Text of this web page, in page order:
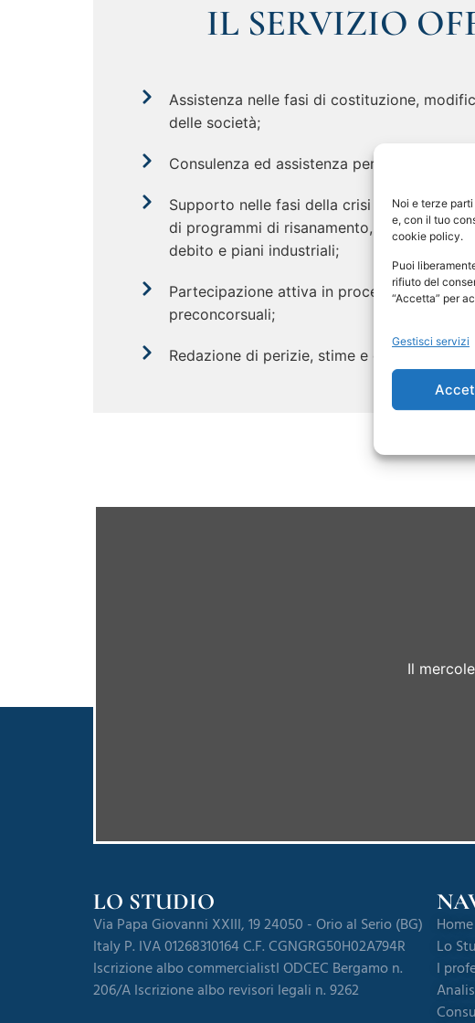
Noi e terze
e, con il tuo
cookie policy.
Puoi
rifiuto del
“Accetta” per
Gestisci servizi
IL SERVIZIO
Assistenza nelle fasi di costituzione,
delle società;
Consulenza ed assistenza per operazioni
Supporto nelle fasi della crisi d’impresa
di programmi di risanamento, accordi di
debito e piani industriali;
Partecipazione attiva in procedure
preconcorsuali;
Redazione di perizie, stime e consulenze
Il
LO STUDIO
Via Papa Giovanni XXIII, 19 24050 - Orio al Serio (BG)
Italy P. IVA 01268310164 C.F. CGNGRG50H02A794R
Iscrizione albo commercialistI ODCEC Bergamo n.
206/A Iscrizione albo revisori legali n. 9262
Home
Lo
I